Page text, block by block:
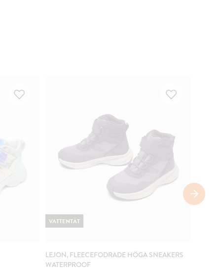
LEJON, FLEECEFODRADE HÖGA SNEAKERS
WATERPROOF
VATTENTÄT